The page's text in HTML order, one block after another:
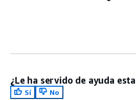
¿Le ha servido de ayuda
Sí
No